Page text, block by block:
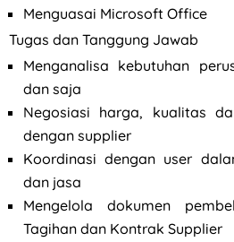
Menguasai Microsoft Office
Tugas dan Tanggung Jawab
Menganalisa kebutuhan
dan saja
Negosiasi harga, kualitas
dengan supplier
Koordinasi dengan user
dan jasa
Mengelola dokumen
Tagihan dan Kontrak Supplier